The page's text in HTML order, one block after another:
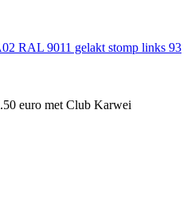
RAL 9011 gelakt stomp links 93
euro met Club Karwei